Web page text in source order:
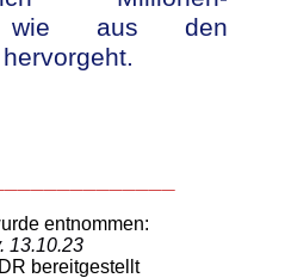
wie aus den
entnommen:
13.10.23
bereitgestellt